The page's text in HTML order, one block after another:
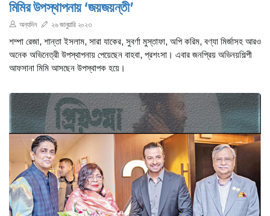
মিমির উপস্থাপনায় ‘জয়জয়ন্তী’
অন্যদিন ২৬ জানুয়ারি ২০২৩
শম্পা রেজা, শান্তা ইসলাম, সারা যাকের, সুবর্ণা মুস্তাফা, অপি করিম, বণ্যা মির্জাসহ আরও
অনেক অভিনেত্রী উপস্থাপনায় পেয়েছেন বাহবা, প্রশংসা। এবার জনপ্রিয় অভিনয়শিল্পী
আফসানা মিমি আসছেন উপস্থাপক হয়ে।